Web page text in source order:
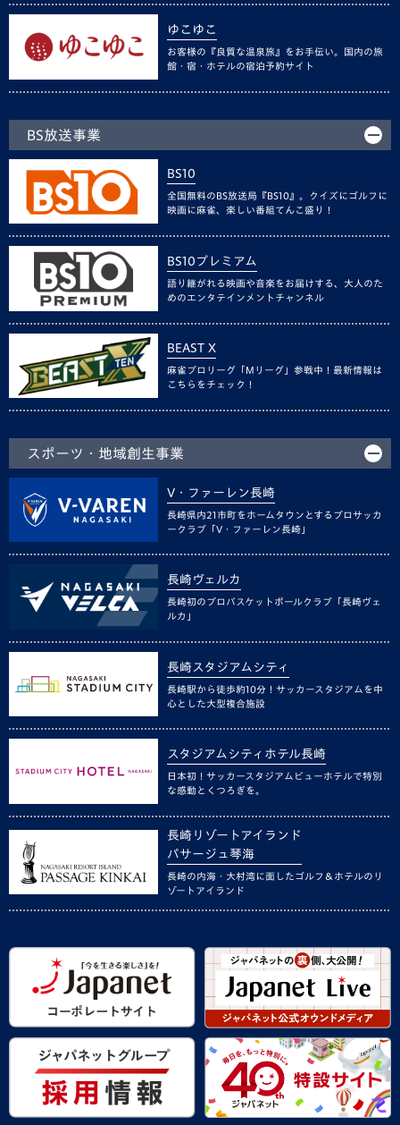
ゆこゆこ
お客様の『良質な温泉旅』をお手伝い。国内の旅
館・宿・ホテルの宿泊予約サイト
BS放送事業
BS10
全国無料のBS放送局『BS10』。クイズにゴルフに
映画に麻雀、楽しい番組てんこ盛り！
BS10プレミアム
語り継がれる映画や音楽をお届けする、大人のた
めのエンタテインメントチャンネル
BEAST X
麻雀プロリーグ「Mリーグ」参戦中！最新情報は
こちらをチェック！
スポーツ・地域創生事業
V・ファーレン長崎
長崎県内21市町をホームタウンとするプロサッカ
ークラブ「V・ファーレン長崎」
長崎ヴェルカ
長崎初のプロバスケットボールクラブ「長崎ヴェ
ルカ」
長崎スタジアムシティ
長崎駅から徒歩約10分！サッカースタジアムを中
心とした大型複合施設
スタジアムシティホテル長崎
日本初！サッカースタジアムビューホテルで特別
な感動とくつろぎを。
長崎リゾートアイランド
パサージュ琴海
長崎の内海・大村湾に面したゴルフ＆ホテルのリ
ゾートアイランド